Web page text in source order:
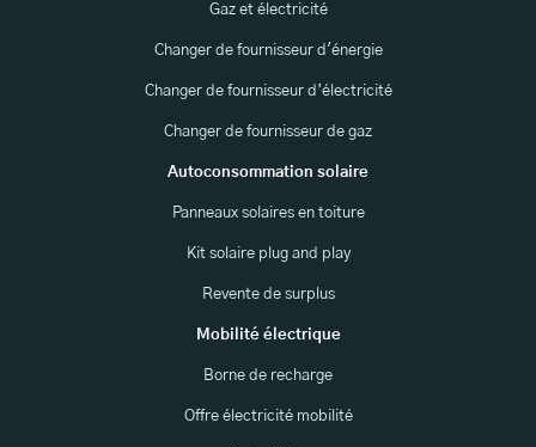
Gaz et électricité
Changer de fournisseur d'énergie
Changer de fournisseur d’électricité
Changer de fournisseur de gaz
Autoconsommation solaire
Panneaux solaires en toiture
Kit solaire plug and play
Revente de surplus
Mobilité électrique
Borne de recharge
Offre électricité mobilité